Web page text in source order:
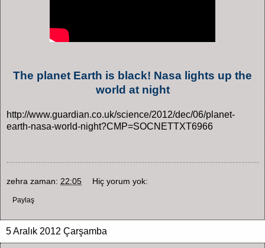
The planet Earth is black! Nasa lights up the
world at night
http://www.guardian.co.uk/science/2012/dec/06/planet-
earth-nasa-world-night?CMP=SOCNETTXT6966
zehra zaman: 22:05 Hiç yorum yok:
Paylaş
5 Aralık 2012 Çarşamba